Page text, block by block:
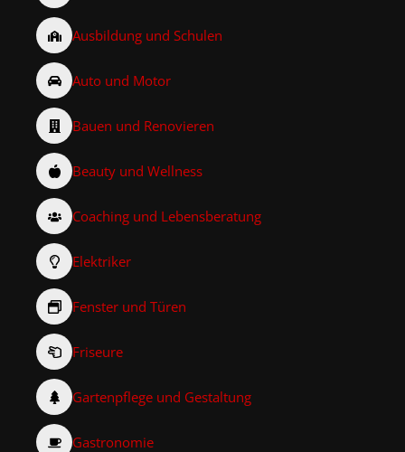
Ausbildung und Schulen
Auto und Motor
Bauen und Renovieren
Beauty und Wellness
Coaching und Lebensberatung
Elektriker
Fenster und Türen
Friseure
Gartenpflege und Gestaltung
Gastronomie